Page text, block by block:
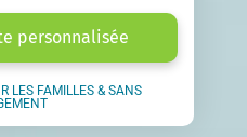
personnalisée
LES FAMILLES & SANS